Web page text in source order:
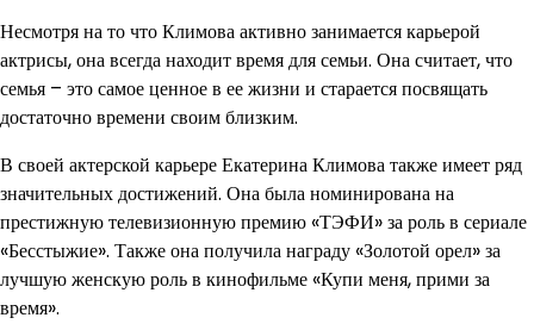
Несмотря на то что Климова активно занимается карьерой
актрисы, она всегда находит время для семьи. Она считает, что
семья – это самое ценное в ее жизни и старается посвящать
достаточно времени своим близким.
В своей актерской карьере Екатерина Климова также имеет ряд
значительных достижений. Она была номинирована на
престижную телевизионную премию «ТЭФИ» за роль в сериале
«Бесстыжие». Также она получила награду «Золотой орел» за
лучшую женскую роль в кинофильме «Купи меня, прими за
время».